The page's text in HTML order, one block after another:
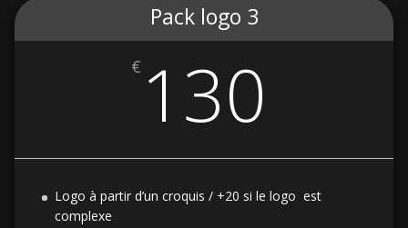
Pack logo 3
€ 130
Logo à partir d’un croquis / +20 si le logo est
complexe